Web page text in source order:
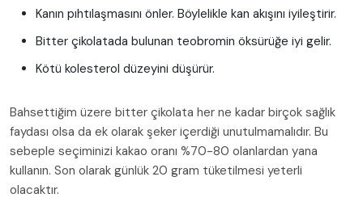
Kanın pıhtılaşmasını önler. Böylelikle kan akışını iyileştirir.
Bitter çikolatada bulunan teobromin öksürüğe iyi gelir.
Kötü kolesterol düzeyini düşürür.
Bahsettiğim üzere bitter çikolata her ne kadar birçok sağlık
faydası olsa da ek olarak şeker içerdiği unutulmamalıdır. Bu
sebeple seçiminizi kakao oranı %70-80 olanlardan yana
kullanın. Son olarak günlük 20 gram tüketilmesi yeterli
olacaktır.